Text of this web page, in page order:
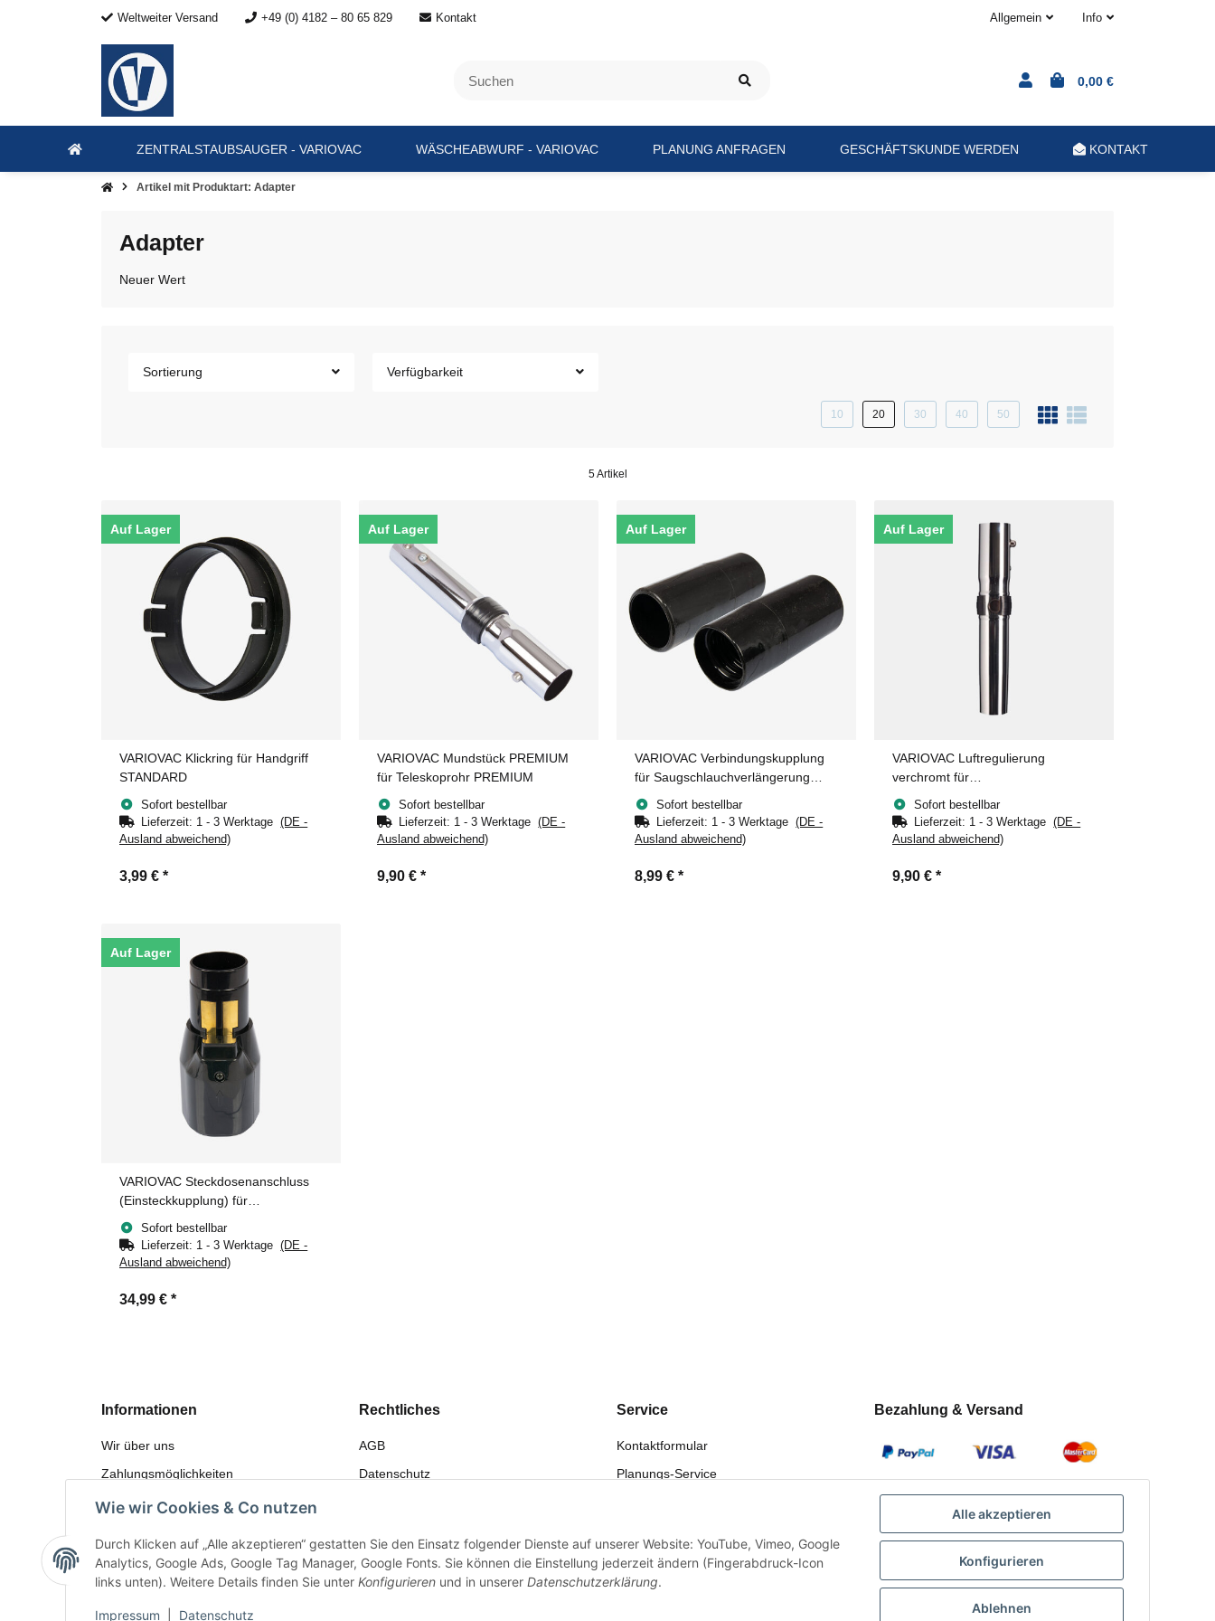
Weltweiter Versand +49 (0) 4182 – 80 65 829 Kontakt Allgemein Info
0,00 €
ZENTRALSTAUBSAUGER - VARIOVAC WÄSCHEABWURF - VARIOVAC PLANUNG ANFRAGEN GESCHÄFTSKUNDE WERDEN KONTAKT
Artikel mit Produktart: Adapter
Adapter
Neuer Wert
Sortierung Verfügbarkeit
10 20 30 40 50
5 Artikel
Auf Lager
VARIOVAC Klickring für Handgriff
STANDARD
Sofort bestellbar
Lieferzeit: 1 - 3 Werktage(DE -
Ausland abweichend)
3,99 € *
Auf Lager
VARIOVAC Mundstück PREMIUM
für Teleskoprohr PREMIUM
Sofort bestellbar
Lieferzeit: 1 - 3 Werktage(DE -
Ausland abweichend)
9,90 € *
Auf Lager
VARIOVAC Verbindungskupplung
für Saugschlauchverlängerung
STANDARD
Sofort bestellbar
Lieferzeit: 1 - 3 Werktage(DE -
Ausland abweichend)
8,99 € *
Auf Lager
VARIOVAC Luftregulierung
verchromt für
Saug-/Fernstartschlauch
Sofort bestellbar
Lieferzeit: 1 - 3 Werktage(DE -
Ausland abweichend)
9,90 € *
Auf Lager
VARIOVAC Steckdosenanschluss
(Einsteckkupplung) für
Saug-/Fernstartschlauch
Sofort bestellbar
Lieferzeit: 1 - 3 Werktage(DE -
Ausland abweichend)
34,99 € *
Informationen
Wir über uns
Zahlungsmöglichkeiten
Versandinformationen
Bewerten
Rechtliches
AGB
Datenschutz
Impressum
Service
Kontaktformular
Planungs-Service
Retouren-Service
Bezahlung & Versand
Wie wir Cookies & Co nutzen
Durch Klicken auf „Alle akzeptieren“ gestatten Sie den Einsatz folgender Dienste auf unserer Website: YouTube, Vimeo, Google
Analytics, Google Ads, Google Tag Manager, Google Fonts. Sie können die Einstellung jederzeit ändern (Fingerabdruck-Icon
links unten). Weitere Details finden Sie unter Konfigurieren und in unserer Datenschutzerklärung.
Impressum Datenschutz
Alle akzeptieren
Konfigurieren
Ablehnen